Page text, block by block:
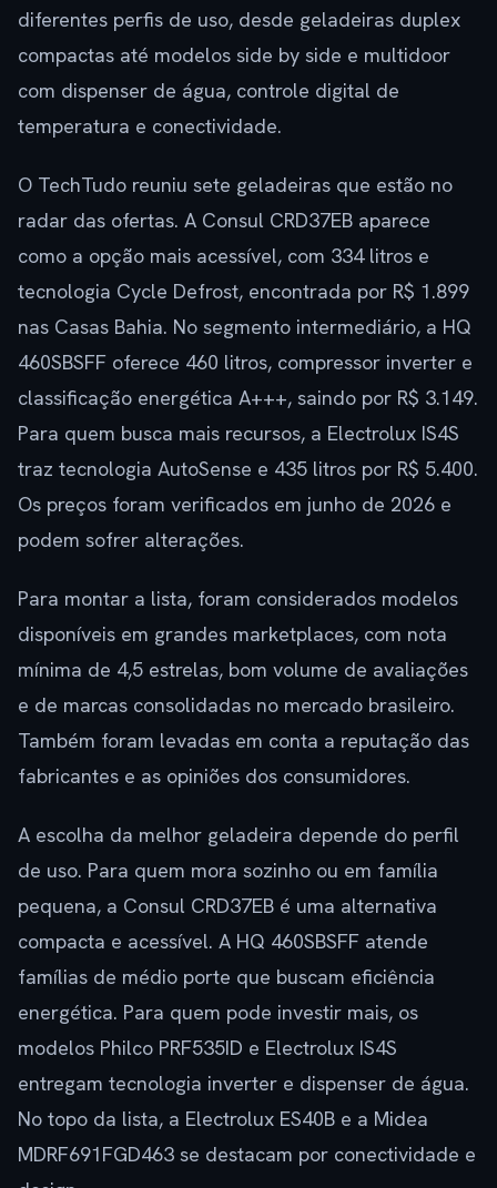
diferentes perfis de uso, desde geladeiras duplex
compactas até modelos side by side e multidoor
com dispenser de água, controle digital de
temperatura e conectividade.
O TechTudo reuniu sete geladeiras que estão no
radar das ofertas. A Consul CRD37EB aparece
como a opção mais acessível, com 334 litros e
tecnologia Cycle Defrost, encontrada por R$ 1.899
nas Casas Bahia. No segmento intermediário, a HQ
460SBSFF oferece 460 litros, compressor inverter e
classificação energética A+++, saindo por R$ 3.149.
Para quem busca mais recursos, a Electrolux IS4S
traz tecnologia AutoSense e 435 litros por R$ 5.400.
Os preços foram verificados em junho de 2026 e
podem sofrer alterações.
Para montar a lista, foram considerados modelos
disponíveis em grandes marketplaces, com nota
mínima de 4,5 estrelas, bom volume de avaliações
e de marcas consolidadas no mercado brasileiro.
Também foram levadas em conta a reputação das
fabricantes e as opiniões dos consumidores.
A escolha da melhor geladeira depende do perfil
de uso. Para quem mora sozinho ou em família
pequena, a Consul CRD37EB é uma alternativa
compacta e acessível. A HQ 460SBSFF atende
famílias de médio porte que buscam eficiência
energética. Para quem pode investir mais, os
modelos Philco PRF535ID e Electrolux IS4S
entregam tecnologia inverter e dispenser de água.
No topo da lista, a Electrolux ES40B e a Midea
MDRF691FGD463 se destacam por conectividade e